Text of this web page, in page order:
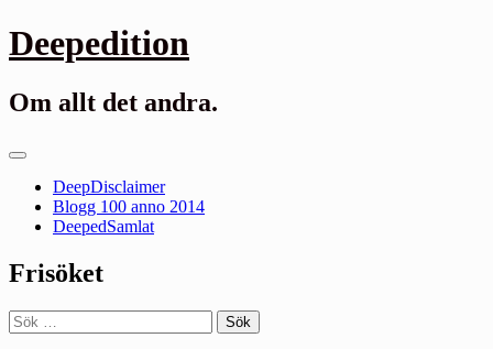
Gå
till
Deepedition
Om allt det andra.
Primär
DeepDisclaimer
Blogg 100 anno 2014
DeepedSamlat
Frisöket
Sök
efter: